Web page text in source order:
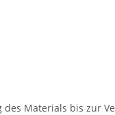
Materials bis zur